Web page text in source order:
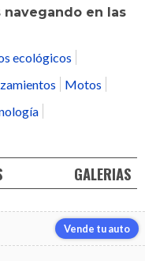
en las
ecológicos
Motos
GALERIAS
Vende tu auto